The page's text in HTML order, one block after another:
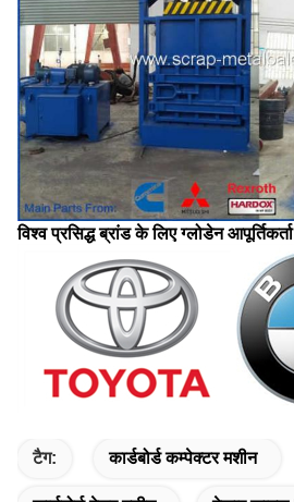
विश्व प्रसिद्ध ब्रांड के लिए ग्लोडेन
टैग: कार्डबोर्ड कम्पेक्टर मशीन